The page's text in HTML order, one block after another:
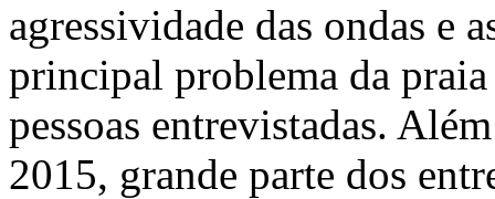
agressividade das ondas e
principal problema da
pessoas entrevistadas.
2015, grande parte dos